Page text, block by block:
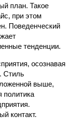
план. Такое
при этом
Поведенческий
тенденции.
осознавая
Стиль
выше,
политика
контакт.